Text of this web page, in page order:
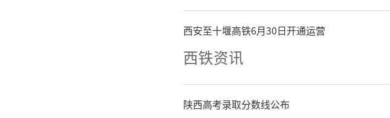
西安至十堰高铁6月30日开通运营
西铁资讯
陕西高考录取分数线公布